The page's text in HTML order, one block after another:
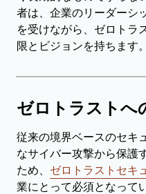
者は、企業のリーダーシ
を受けながら、ゼロトラ
限とビジョンを持ちます。
ゼロトラストへ
従来の境界ベースのセキ
なサイバー攻撃から保護
ため、 ゼロトラストセキ
業にとって必須となって